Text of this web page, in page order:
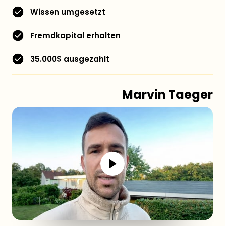
Wissen umgesetzt
Fremdkapital erhalten
35.000$ ausgezahlt
Marvin Taeger